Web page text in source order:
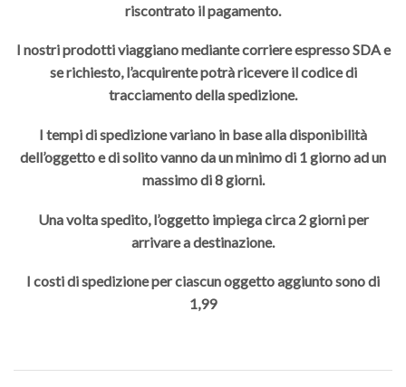
riscontrato il pagamento.
I nostri prodotti viaggiano mediante corriere espresso SDA e
se richiesto, l’acquirente potrà ricevere il codice di
tracciamento della spedizione.
I tempi di spedizione variano in base alla disponibilità
dell’oggetto e di solito vanno da un minimo di 1 giorno ad un
massimo di 8 giorni.
Una volta spedito, l’oggetto impiega circa 2 giorni per
arrivare a destinazione.
I costi di spedizione per ciascun oggetto aggiunto sono di
1,99